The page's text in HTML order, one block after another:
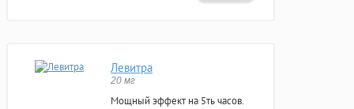
Левитра
20 мг
Мощный эффект на 5ть часов.